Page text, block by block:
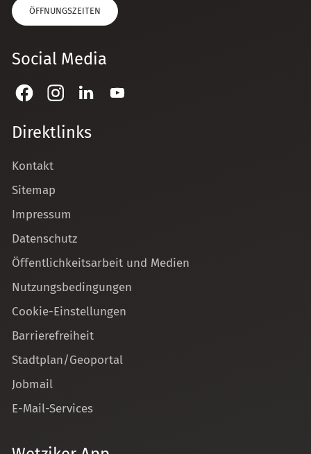
ÖFFNUNGSZEITEN
Social Media
Direktlinks
Kontakt
Sitemap
Impressum
Datenschutz
Öffentlichkeitsarbeit und Medien
Nutzungsbedingungen
Cookie-Einstellungen
Barrierefreiheit
Stadtplan/Geoportal
Jobmail
E-Mail-Services